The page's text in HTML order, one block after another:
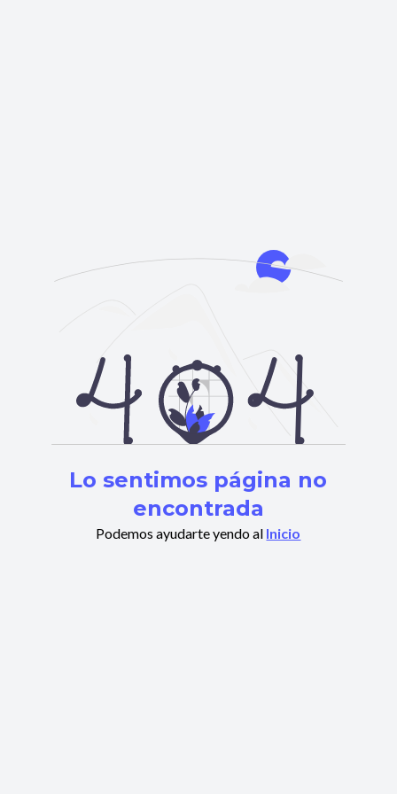
Lo sentimos página no
encontrada
Podemos ayudarte yendo al Inicio